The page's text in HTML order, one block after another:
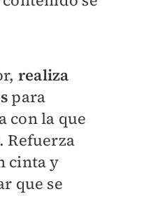
realiza
para
con la que
Refuerza
cinta y
que se